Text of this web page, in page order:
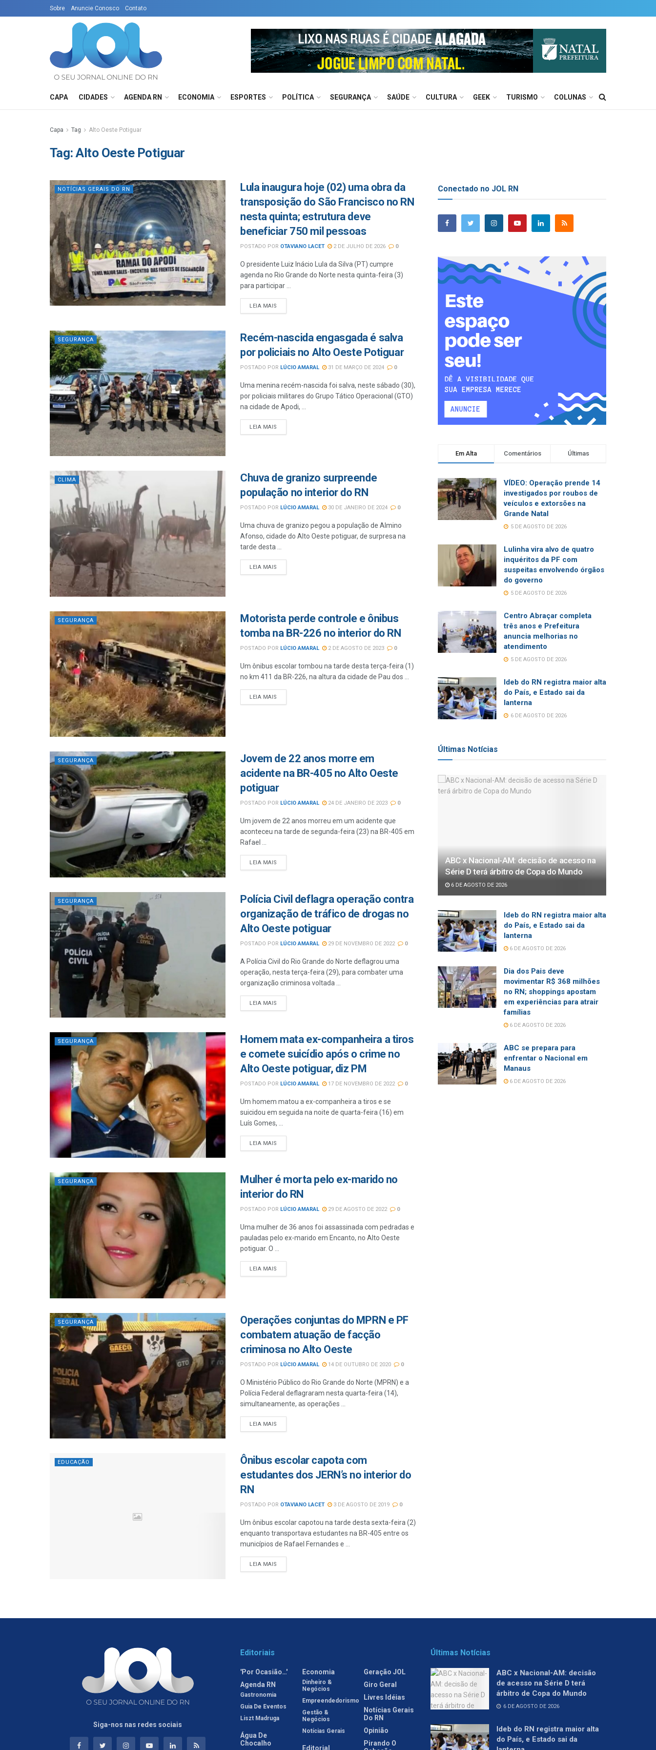
Sobre Anuncie Conosco Contato
CAPA CIDADES AGENDA RN ECONOMIA ESPORTES POLÍTICA SEGURANÇA SAÚDE CULTURA GEEK TURISMO COLUNAS
Capa Tag Alto Oeste Potiguar
Tag:Alto Oeste Potiguar
NOTÍCIAS GERAIS DO RN
Lula inaugura hoje (02) uma obra da
transposição do São Francisco no RN
nesta quinta; estrutura deve
beneficiar 750 mil pessoas
POSTADO POR OTAVIANO LACET 2 DE JULHO DE 2026 0
O presidente Luiz Inácio Lula da Silva (PT) cumpre
agenda no Rio Grande do Norte nesta quinta-feira (3)
para participar ...
LEIA MAIS
SEGURANÇA
Recém-nascida engasgada é salva
por policiais no Alto Oeste Potiguar
POSTADO POR LÚCIO AMARAL 31 DE MARÇO DE 2024 0
Uma menina recém-nascida foi salva, neste sábado (30),
por policiais militares do Grupo Tático Operacional (GTO)
na cidade de Apodi, ...
LEIA MAIS
CLIMA
Chuva de granizo surpreende
população no interior do RN
POSTADO POR LÚCIO AMARAL 30 DE JANEIRO DE 2024 0
Uma chuva de granizo pegou a população de Almino
Afonso, cidade do Alto Oeste potiguar, de surpresa na
tarde desta ...
LEIA MAIS
SEGURANÇA
Motorista perde controle e ônibus
tomba na BR-226 no interior do RN
POSTADO POR LÚCIO AMARAL 2 DE AGOSTO DE 2023 0
Um ônibus escolar tombou na tarde desta terça-feira (1)
no km 411 da BR-226, na altura da cidade de Pau dos ...
LEIA MAIS
SEGURANÇA
Jovem de 22 anos morre em
acidente na BR-405 no Alto Oeste
potiguar
POSTADO POR LÚCIO AMARAL 24 DE JANEIRO DE 2023 0
Um jovem de 22 anos morreu em um acidente que
aconteceu na tarde de segunda-feira (23) na BR-405 em
Rafael ...
LEIA MAIS
SEGURANÇA
Polícia Civil deflagra operação contra
organização de tráfico de drogas no
Alto Oeste potiguar
POSTADO POR LÚCIO AMARAL 29 DE NOVEMBRO DE 2022 0
A Polícia Civil do Rio Grande do Norte deflagrou uma
operação, nesta terça-feira (29), para combater uma
organização criminosa voltada ...
LEIA MAIS
SEGURANÇA
Homem mata ex-companheira a tiros
e comete suicídio após o crime no
Alto Oeste potiguar, diz PM
POSTADO POR LÚCIO AMARAL 17 DE NOVEMBRO DE 2022 0
Um homem matou a ex-companheira a tiros e se
suicidou em seguida na noite de quarta-feira (16) em
Luís Gomes, ...
LEIA MAIS
SEGURANÇA
Mulher é morta pelo ex-marido no
interior do RN
POSTADO POR LÚCIO AMARAL 29 DE AGOSTO DE 2022 0
Uma mulher de 36 anos foi assassinada com pedradas e
pauladas pelo ex-marido em Encanto, no Alto Oeste
potiguar. O ...
LEIA MAIS
SEGURANÇA
Operações conjuntas do MPRN e PF
combatem atuação de facção
criminosa no Alto Oeste
POSTADO POR LÚCIO AMARAL 14 DE OUTUBRO DE 2020 0
O Ministério Público do Rio Grande do Norte (MPRN) e a
Polícia Federal deflagraram nesta quarta-feira (14),
simultaneamente, as operações ...
LEIA MAIS
EDUCAÇÃO
Ônibus escolar capota com
estudantes dos JERN’s no interior do
RN
POSTADO POR OTAVIANO LACET 3 DE AGOSTO DE 2019 0
Um ônibus escolar capotou na tarde desta sexta-feira (2)
enquanto transportava estudantes na BR-405 entre os
municípios de Rafael Fernandes e ...
LEIA MAIS
Conectado no JOL RN
Em Alta Comentários Últimas
VÍDEO: Operação prende 14
investigados por roubos de
veículos e extorsões na
Grande Natal
5 DE AGOSTO DE 2026
Lulinha vira alvo de quatro
inquéritos da PF com
suspeitas envolvendo órgãos
do governo
5 DE AGOSTO DE 2026
Centro Abraçar completa
três anos e Prefeitura
anuncia melhorias no
atendimento
5 DE AGOSTO DE 2026
Ideb do RN registra maior alta
do País, e Estado sai da
lanterna
6 DE AGOSTO DE 2026
Últimas Notícias
ABC x Nacional-AM: decisão de acesso na
Série D terá árbitro de Copa do Mundo
6 DE AGOSTO DE 2026
Ideb do RN registra maior alta
do País, e Estado sai da
lanterna
6 DE AGOSTO DE 2026
Dia dos Pais deve
movimentar R$ 368 milhões
no RN; shoppings apostam
em experiências para atrair
famílias
6 DE AGOSTO DE 2026
ABC se prepara para
enfrentar o Nacional em
Manaus
6 DE AGOSTO DE 2026
Siga-nos nas redes sociais
Editoriais
'Por Ocasião…'
Agenda RN
Gastronomia
Guia De Eventos
Liszt Madruga
Água De
Chocalho
Economia
Dinheiro &
Negócios
Empreendedorismo
Gestão &
Negócios
Notícias Gerais
Editorial
Geração JOL
Giro Geral
Livres Idéias
Notícias Gerais
Do RN
Opinião
Pirando O
Últimas Notícias
ABC x Nacional-AM: decisão
de acesso na Série D terá
árbitro de Copa do Mundo
6 DE AGOSTO DE 2026
Ideb do RN registra maior alta
do País, e Estado sai da